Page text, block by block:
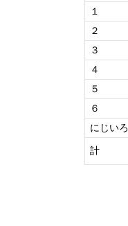
１
２
３
４
５
６
にじいろ
計